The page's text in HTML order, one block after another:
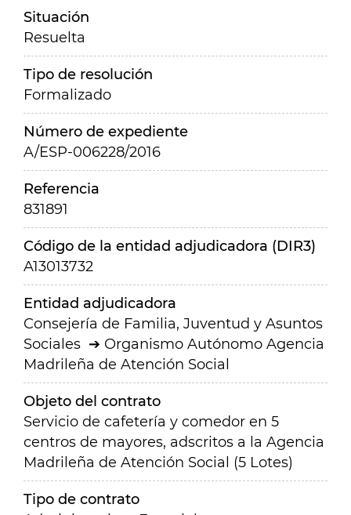
Situación
Resuelta
Tipo de resolución
Formalizado
Número de expediente
A/ESP-006228/2016
Referencia
831891
Código de la entidad adjudicadora (DIR3)
A13013732
Entidad adjudicadora
Consejería de Familia, Juventud y Asuntos
Sociales
Organismo Autónomo Agencia
Madrileña de Atención Social
Objeto del contrato
Servicio de cafetería y comedor en 5
centros de mayores, adscritos a la Agencia
Madrileña de Atención Social (5 Lotes)
Tipo de contrato